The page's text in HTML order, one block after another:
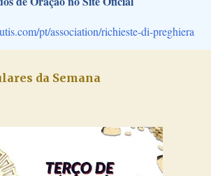
pt/association/richieste-di-preghiera
da Semana